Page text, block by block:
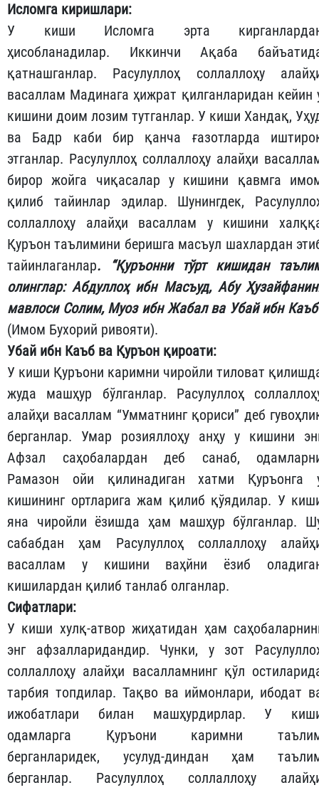
Исломга киришлари:
У киши Исломга эрта
ҳисобланадилар. Иккинчи Ақаба
қатнашганлар. Расулуллоҳ соллаллоҳу
васаллам Мадинага ҳижрат қилганларидан кейин
кишини доим лозим тутганлар. У киши Хандақ,
ва Бадр каби бир қанча ғазотларда
этганлар. Расулуллоҳ соллаллоҳу алайҳи
бирор жойга чиқасалар у кишини қавмга
қилиб тайинлар эдилар. Шунингдек,
соллаллоҳу алайҳи васаллам у кишини
Қуръон таълимини беришга масъул шахлардан
тайинлаганлар. “Қуръонни тўрт кишидан
олинглар: Абдуллоҳ ибн Масъуд, Абу
мавлоси Солим, Муоз ибн Жабал ва Убай ибн
(Имом Бухорий ривояти).
Убай ибн Каъб ва Қуръон қироати:
У киши Қуръони каримни чиройли тиловат
жуда машҳур бўлганлар. Расулуллоҳ
алайҳи васаллам “Умматнинг қориси” деб
берганлар. Умар розияллоҳу анҳу у кишини
Афзал саҳобалардан деб санаб,
Рамазон ойи қилинадиган хатми Қуръонга
кишининг ортларига жам қилиб қўядилар. У
яна чиройли ёзишда ҳам машҳур бўлганлар.
сабабдан ҳам Расулуллоҳ соллаллоҳу
васаллам у кишини ваҳйни ёзиб
кишилардан қилиб танлаб олганлар.
Сифатлари:
У киши хулқ-атвор жиҳатидан ҳам
энг афзалларидандир. Чунки, у зот
соллаллоҳу алайҳи васалламнинг қўл
тарбия топдилар. Тақво ва иймонлари, ибодат
ижобатлари билан машҳурдирлар. У
одамларга Қуръони каримни
берганларидек, усулуд-диндан ҳам
берганлар. Расулуллоҳ соллаллоҳу